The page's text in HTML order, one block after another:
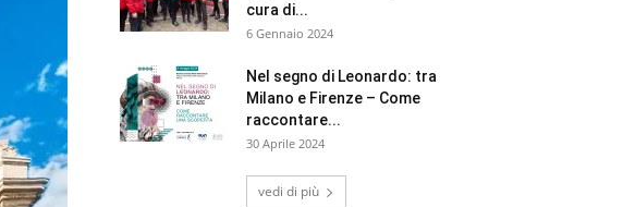
cura di...
6 Gennaio 2024
Nel segno di Leonardo: tra
Milano e Firenze – Come
raccontare...
30 Aprile 2024
vedi di più